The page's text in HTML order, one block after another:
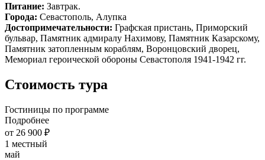
Питание: Завтрак.
Города: Севастополь, Алупка
Достопримечательности: Графская пристань, Приморский
бульвар, Памятник адмиралу Нахимову, Памятник Казарскому,
Памятник затопленным кораблям, Воронцовский дворец,
Мемориал героической обороны Севастополя 1941-1942 гг.
Стоимость тура
Гостиницы по программе
Подробнее
от 26 900 ₽
1 местный
май